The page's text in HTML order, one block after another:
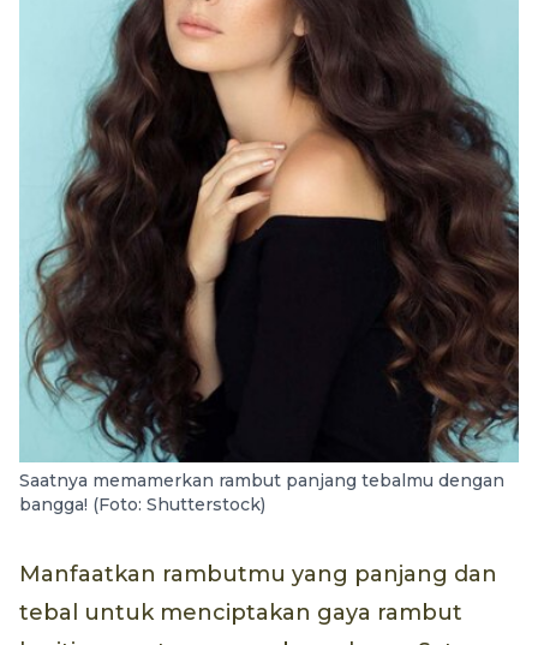
Saatnya memamerkan rambut panjang tebalmu dengan
bangga! (Foto: Shutterstock)
Manfaatkan rambutmu yang panjang dan
tebal untuk menciptakan gaya rambut